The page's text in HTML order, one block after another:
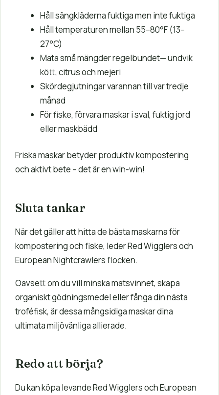
Håll sängkläderna fuktiga men inte fuktiga
Håll temperaturen mellan 55–80°F (13–
27°C)
Mata små mängder regelbundet— undvik
kött, citrus och mejeri
Skördegjutningar varannan till var tredje
månad
För fiske, förvara maskar i sval, fuktig jord
eller maskbädd
Friska maskar betyder produktiv kompostering
och aktivt bete – det är en win-win!
Sluta tankar
När det gäller att hitta de bästa maskarna för
kompostering och fiske, leder Red Wigglers och
European Nightcrawlers flocken.
Oavsett om du vill minska matsvinnet, skapa
organiskt gödningsmedel eller fånga din nästa
troféfisk, är dessa mångsidiga maskar dina
ultimata miljövänliga allierade.
Redo att börja?
Du kan köpa levande Red Wigglers och European